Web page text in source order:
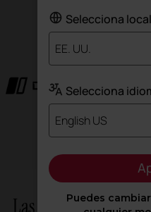
Las grandes ideas
Selecciona
EE. UU.
Selecciona
English US
Puedes